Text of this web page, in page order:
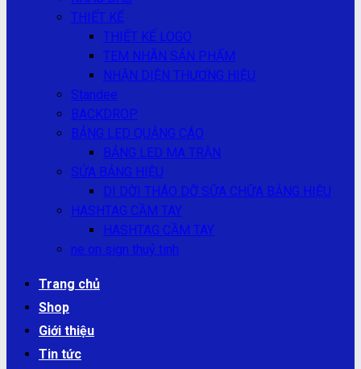
THIẾT KẾ
THIẾT KẾ LOGO
TEM NHÃN SẢN PHẨM
NHẬN DIỆN THƯƠNG HIỆU
Standee
BACKDROP
BẢNG LED QUẢNG CÁO
BẢNG LED MA TRẬN
SỬA BẢNG HIỆU
DI DỜI THÁO DỠ SỮA CHỮA BẢNG HIỆU
HASHTAG CẦM TAY
HASHTAG CẦM TAY
ne on sign thuỷ tinh
Trang chủ
Shop
Giới thiệu
Tin tức